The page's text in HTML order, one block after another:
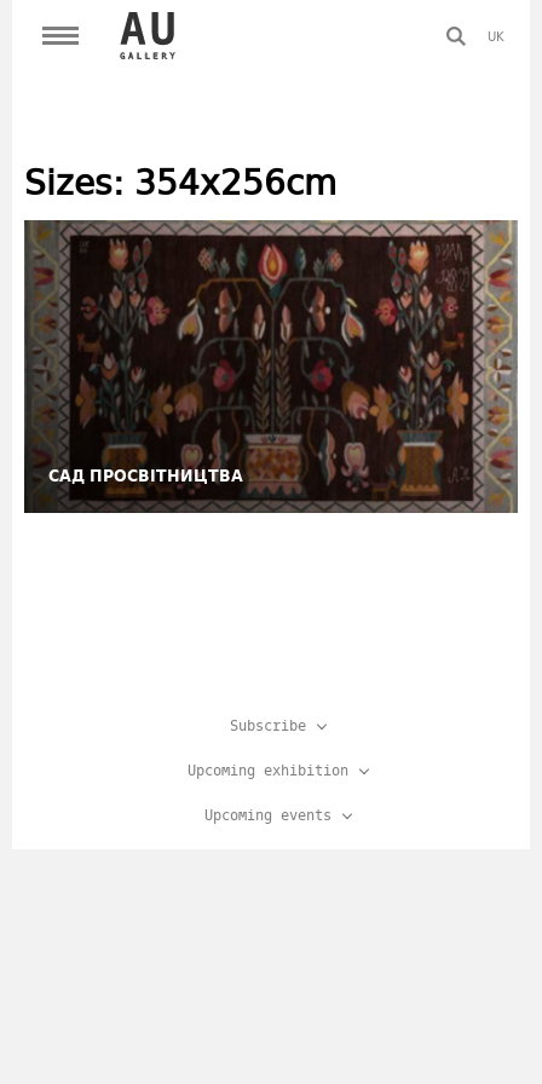
UK
Sizes: 354x256cm
САД ПРОСВІТНИЦТВА
Subscribe
Upcoming exhibition
Upcoming events